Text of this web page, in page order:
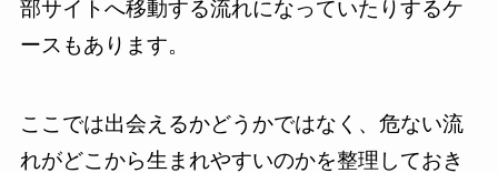
部サイトへ移動する流れになっていたりするケ
ースもあります。
ここでは出会えるかどうかではなく、危ない流
れがどこから生まれやすいのかを整理しておき